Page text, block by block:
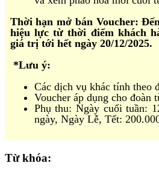
Thời hạn mở bán Voucher:
hiệu lực từ thời điểm khách
giá trị tới hết ngày 20/12/2025.
*Lưu ý:
Các dịch vụ khác tính theo
Voucher áp dụng cho
Phụ thu: Ngày cuối tuần:
ngày, Ngày Lễ, Tết:
Từ khóa: